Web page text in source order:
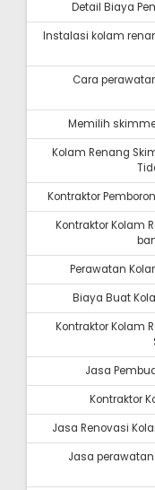
Detail Biaya
Instalasi kolam
Cara
Memilih
Kolam Renang
Kontraktor
Kontraktor Kolam
Perawatan
Biaya Buat
Kontraktor Kolam
Jasa
Kontraktor
Jasa Renovasi
Jasa